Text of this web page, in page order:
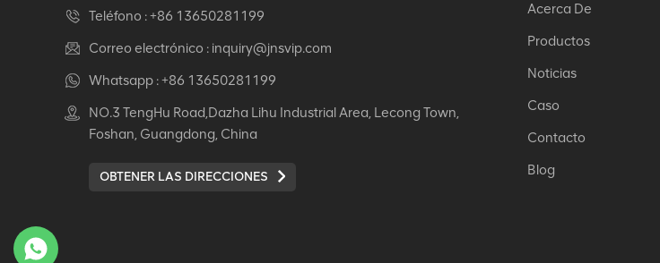
Teléfono :+86 13650281199
Correo electrónico : inquiry@jnsvip.com
Whatsapp :+86 13650281199
NO.3 TengHu Road,Dazha Lihu Industrial Area, Lecong Town,
Foshan, Guangdong, China
OBTENER LAS DIRECCIONES
Acerca De
Productos
Noticias
Caso
Contacto
Blog